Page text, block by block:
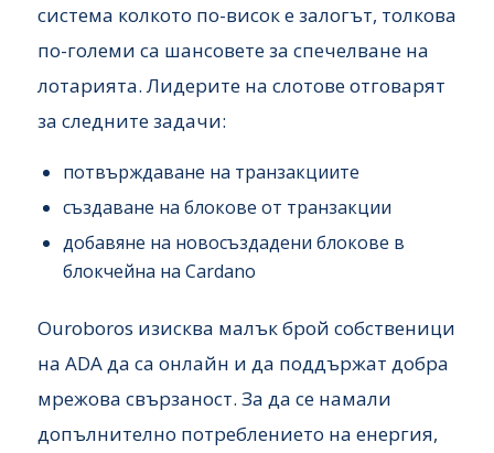
система колкото по-висок е залогът, толкова
по-големи са шансовете за спечелване на
лотарията. Лидерите на слотове отговарят
за следните задачи:
потвърждаване на транзакциите
създаване на блокове от транзакции
добавяне на новосъздадени блокове в
блокчейна на Cardano
Ouroboros изисква малък брой собственици
на ADA да са онлайн и да поддържат добра
мрежова свързаност. За да се намали
допълнително потреблението на енергия,